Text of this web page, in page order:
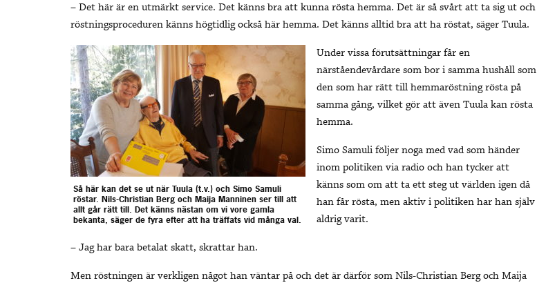
– Det här är en utmärkt service. Det känns bra att kunna rösta hemma. Det är så svårt att ta sig ut och
röstningsproceduren känns högtidlig också här hemma. Det känns alltid bra att ha röstat, säger Tuula.
Så här kan det se ut när Tuula (t.v.) och Simo Samuli
röstar. Nils-Christian Berg och Maija Manninen ser till att
allt går rätt till. Det känns nästan om vi vore gamla
bekanta, säger de fyra efter att ha träffats vid många val.
Under vissa förutsättningar får en
närståendevårdare som bor i samma hushåll som
den som har rätt till hemmaröstning rösta på
samma gång, vilket gör att även Tuula kan rösta
hemma.
Simo Samuli följer noga med vad som händer
inom politiken via radio och han tycker att
känns som om att ta ett steg ut världen igen då
han får rösta, men aktiv i politiken har han själv
aldrig varit.
– Jag har bara betalat skatt, skrattar han.
Men röstningen är verkligen något han väntar på och det är därför som Nils-Christian Berg och Maija